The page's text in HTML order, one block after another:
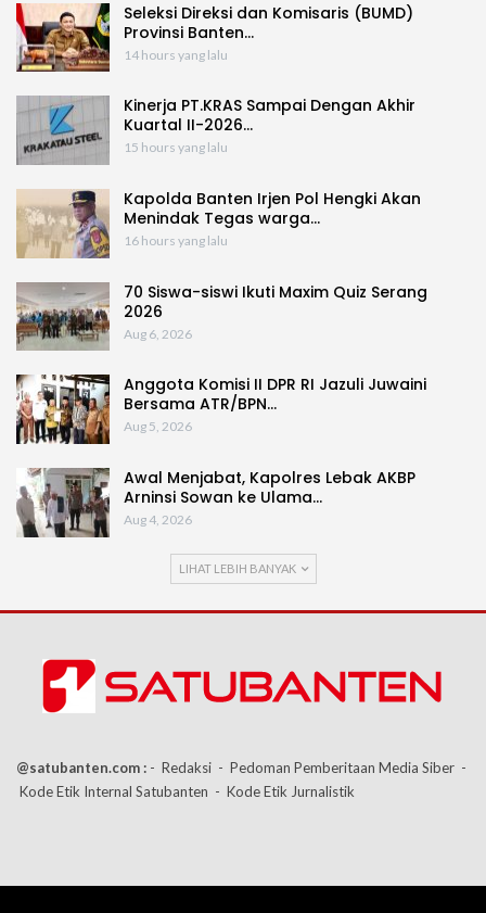
Seleksi Direksi dan Komisaris (BUMD)
Provinsi Banten…
14 hours yang lalu
Kinerja PT.KRAS Sampai Dengan Akhir
Kuartal II-2026…
15 hours yang lalu
Kapolda Banten Irjen Pol Hengki Akan
Menindak Tegas warga…
16 hours yang lalu
70 Siswa-siswi Ikuti Maxim Quiz Serang
2026
Aug 6, 2026
Anggota Komisi II DPR RI Jazuli Juwaini
Bersama ATR/BPN…
Aug 5, 2026
Awal Menjabat, Kapolres Lebak AKBP
Arninsi Sowan ke Ulama…
Aug 4, 2026
LIHAT LEBIH BANYAK
@satubanten.com : - Redaksi - Pedoman Pemberitaan Media Siber -
Kode Etik Internal Satubanten - Kode Etik Jurnalistik